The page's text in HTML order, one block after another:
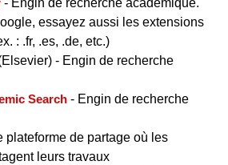
- Engin de recherche académique.
essayez aussi les extensions
: .fr, .es, .de, etc.)
- Engin de recherche
Search - Engin de recherche
plateforme de partage où les
leurs travaux